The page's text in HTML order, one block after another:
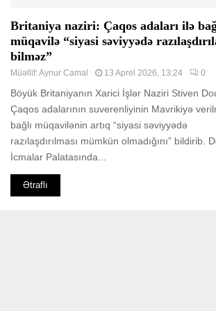
Britaniya naziri: Çaqos adaları ilə
müqavilə “siyasi səviyyədə
bilməz”
Müəllif:Aynur Camal 13 Aprel 2026, 13:24 0
Böyük Britaniyanın Xarici İşlər Naziri Stiven
Çaqos adalarının suverenliyinin Mavrikiyə
bağlı müqavilənin artıq “siyasi səviyyədə
razılaşdırılması mümkün olmadığını” bildirib.
İcmalar Palatasında...
Ətraflı